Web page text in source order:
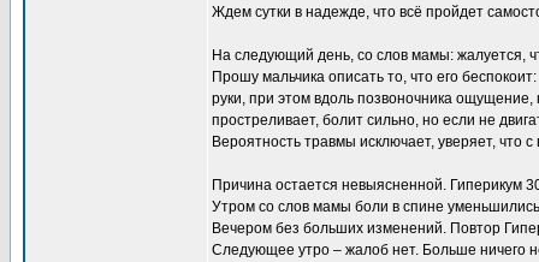
Ждем сутки в надежде, что всё пройдет
На следующий день, со слов мамы: жалуется,
Прошу мальчика описать то, что его
руки, при этом вдоль позвоночника ощущение,
простреливает, болит сильно, но если не
Вероятность травмы исключает, уверяет, что
Причина остается невыясненной. Гиперикум
Утром со слов мамы боли в спине
Вечером без больших изменений. Повтор
Следующее утро – жалоб нет. Больше ничего